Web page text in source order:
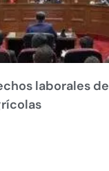
laborales de